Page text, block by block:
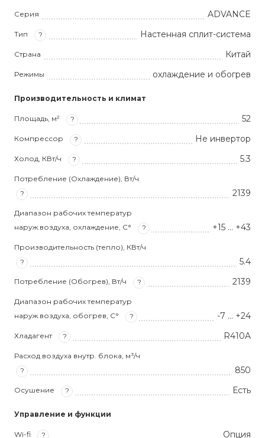
Серия ADVANCE
Тип ? Настенная сплит-система
Страна Китай
Режимы охлаждение и обогрев
Производительность и климат
Площадь, м² ? 52
Компрессор ? Не инвертор
Холод, КВт/ч ? 5.3
Потребление (Охлаждение), Вт/ч
?
2139
Диапазон рабочих температур
наруж.воздуха, охлаждение, С°
? +15 … +43
Производительность (тепло), КВт/ч
?
5.4
Потребление (Обогрев), Вт/ч ? 2139
Диапазон рабочих температур
наруж.воздуха, обогрев, С°
? -7 … +24
Хладагент ? R410A
Расход воздуха внутр. блока, м³/ч
?
850
Осушение ? Есть
Управление и функции
Wi-fi ? Опция